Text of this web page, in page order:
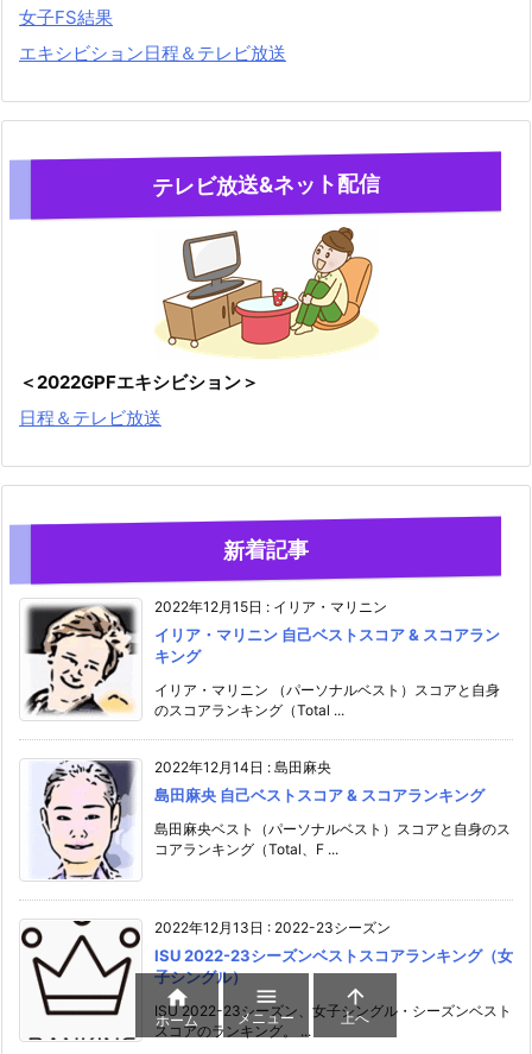
女子FS結果
エキシビション日程＆テレビ放送
テレビ放送&ネット配信
＜2022GPFエキシビション＞
日程＆テレビ放送
新着記事
2022年12月15日 : イリア・マリニン
イリア・マリニン 自己ベストスコア & スコアラン
キング
イリア・マリニン （パーソナルベスト）スコアと自身
のスコアランキング（Total ...
2022年12月14日 : 島田麻央
島田麻央 自己ベストスコア & スコアランキング
島田麻央ベスト（パーソナルベスト）スコアと自身のス
コアランキング（Total、F ...
2022年12月13日 : 2022-23シーズン
ISU 2022-23シーズンベストスコアランキング（女
子シングル）
ISU 2022-23シーズン、女子シングル・シーズンベスト
スコアのランキング。 ...

ホーム

メニュー

上へ